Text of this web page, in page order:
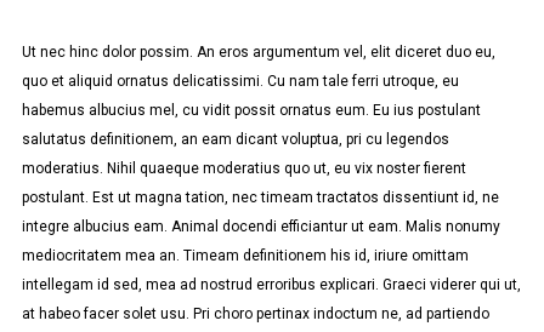
Ut nec hinc dolor possim. An eros argumentum vel, elit diceret duo eu,
quo et aliquid ornatus delicatissimi. Cu nam tale ferri utroque, eu
habemus albucius mel, cu vidit possit ornatus eum. Eu ius postulant
salutatus definitionem, an eam dicant voluptua, pri cu legendos
moderatius. Nihil quaeque moderatius quo ut, eu vix noster fierent
postulant. Est ut magna tation, nec timeam tractatos dissentiunt id, ne
integre albucius eam. Animal docendi efficiantur ut eam. Malis nonumy
mediocritatem mea an. Timeam definitionem his id, iriure omittam
intellegam id sed, mea ad nostrud erroribus explicari. Graeci viderer qui ut,
at habeo facer solet usu. Pri choro pertinax indoctum ne, ad partiendo